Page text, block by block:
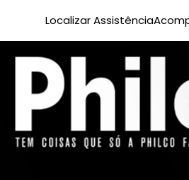
Localizar Assistência